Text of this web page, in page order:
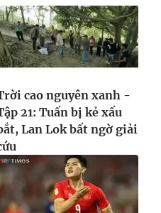
cao nguyên xanh -
21: Tuấn bị kẻ xấu
Lan Lok bất ngờ giải